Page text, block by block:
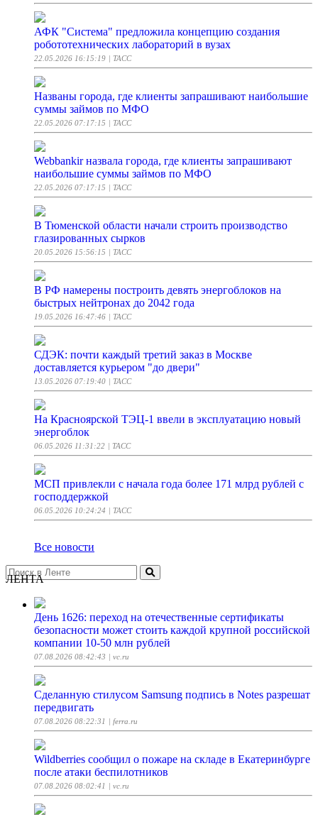
АФК "Система" предложила концепцию создания
робототехнических лабораторий в вузах
22.05.2026 16:15:19 | ТАСС
Названы города, где клиенты запрашивают наибольшие
суммы займов по МФО
22.05.2026 07:17:15 | ТАСС
Webbankir назвала города, где клиенты запрашивают
наибольшие суммы займов по МФО
22.05.2026 07:17:15 | ТАСС
В Тюменской области начали строить производство
глазированных сырков
20.05.2026 15:56:15 | ТАСС
В РФ намерены построить девять энергоблоков на
быстрых нейтронах до 2042 года
19.05.2026 16:47:46 | ТАСС
СДЭК: почти каждый третий заказ в Москве
доставляется курьером "до двери"
13.05.2026 07:19:40 | ТАСС
На Красноярской ТЭЦ-1 ввели в эксплуатацию новый
энергоблок
06.05.2026 11:31:22 | ТАСС
МСП привлекли с начала года более 171 млрд рублей с
господдержкой
06.05.2026 10:24:24 | ТАСС
Все новости
ЛЕНТА
День 1626: переход на отечественные сертификаты
безопасности может стоить каждой крупной российской
компании 10-50 млн рублей
07.08.2026 08:42:43 | vc.ru
Сделанную стилусом Samsung подпись в Notes разрешат
передвигать
07.08.2026 08:22:31 | ferra.ru
Wildberries сообщил о пожаре на складе в Екатеринбурге
после атаки беспилотников
07.08.2026 08:02:41 | vc.ru